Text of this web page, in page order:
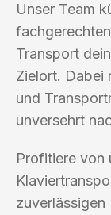
Unser Team
Transport
Zielort. Dabei
und
unversehrt
Profitiere von